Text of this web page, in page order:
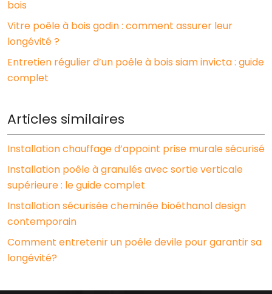
bois
Vitre poêle à bois godin : comment assurer leur
longévité ?
Entretien régulier d’un poêle à bois siam invicta : guide
complet
Articles similaires
Installation chauffage d’appoint prise murale sécurisé
Installation poêle à granulés avec sortie verticale
supérieure : le guide complet
Installation sécurisée cheminée bioéthanol design
contemporain
Comment entretenir un poêle devile pour garantir sa
longévité?